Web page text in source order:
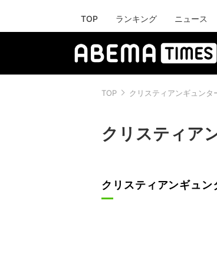
TOP ランキング ニュース
TOP クリスティアンギュンタ
クリスティア
クリスティアンギュ